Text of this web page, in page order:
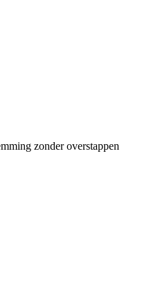
zonder overstappen